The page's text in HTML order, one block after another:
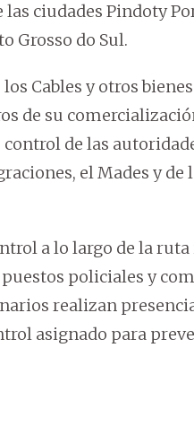
ciudades Pindoty
Grosso do Sul.
Cables y otros
de su
de las
el Mades y de
a lo largo de la
policiales y
realizan
asignado para